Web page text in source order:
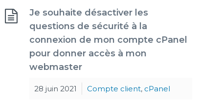
Je souhaite désactiver les
questions de sécurité à la
connexion de mon compte cPanel
pour donner accès à mon
webmaster
28 juin 2021 Compte client, cPanel